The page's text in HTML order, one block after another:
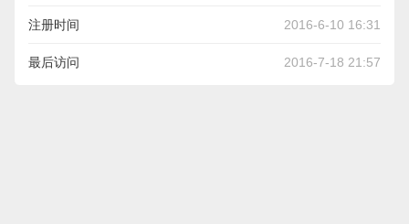
注册时间 2016-6-10 16:31
最后访问 2016-7-18 21:57